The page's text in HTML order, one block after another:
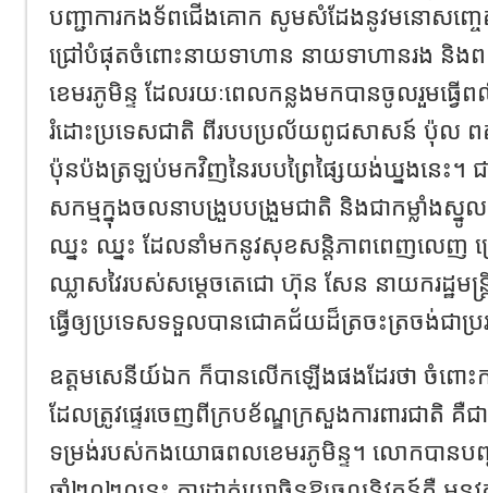
បញ្ជាការកងទ័ពជើងគោក សូមសំដែងនូវមនោសញ្
ជ្រៅបំផុតចំពោះនាយទាហាន នាយទាហានរង និ
ខេមរភូមិន្ទ ដែលរយៈពេលកន្លងមកបានចូលរួមធើ្វ
រំដោះប្រទេសជាតិ ពីរបបប្រល័យពូជសាសន៍ ប៉ុល ព
ប៉ុនប៉ងត្រឡប់មកវិញនៃរបបព្រៃផ្សៃយង់ឃ្នងនេះ
សកម្មក្នុងចលនាបង្រួបបង្រួមជាតិ និងជាកម្លាំងស្នូ
ឈ្នះ ឈ្នះ ដែលនាំមកនូវសុខសន្តិភាពពេញលេញ ក្
ឈ្លាសវៃរបស់សម្ដេចតេជោ ហ៊ុន សែន នាយករដ្ឋមន្ត្
ធ្វើឲ្យប្រទេសទទួលបានជោគជ័យដ៏ត្រចះត្រចង់ជាប្រវ
ឧត្តមសេនីយ៍ឯក ក៏បានលើកឡើងផងដែរថា ចំពោះ
ដែលត្រូវផ្ទេរចេញពីក្របខ័ណ្ឌក្រសួងការពារជាតិ គឺជា
ទម្រង់របស់កងយោធពលខេមរភូមិន្ទ។ លោកបានបញ្ជ